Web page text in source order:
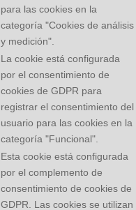
para las cookies en la
categoría "Cookies de análisis
y medición".
La cookie está configurada
por el consentimiento de
cookies de GDPR para
registrar el consentimiento del
usuario para las cookies en la
categoría "Funcional".
Esta cookie está configurada
por el complemento de
consentimiento de cookies de
GDPR. Las cookies se utilizan